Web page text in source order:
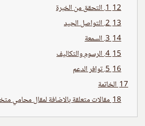
121. التحقق من الخبرة
132. التواصل الجيد
143. السمعة
154. الرسوم والتكاليف
165. توافر الدعم
17الخاتمة
18مقالات متعلقة بالاضافة لمقال